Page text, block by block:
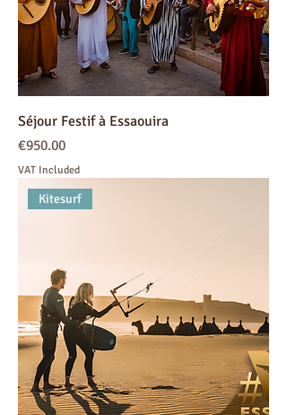
Séjour Festif à Essaouira
Price
€950.00
VAT Included
Kitesurf